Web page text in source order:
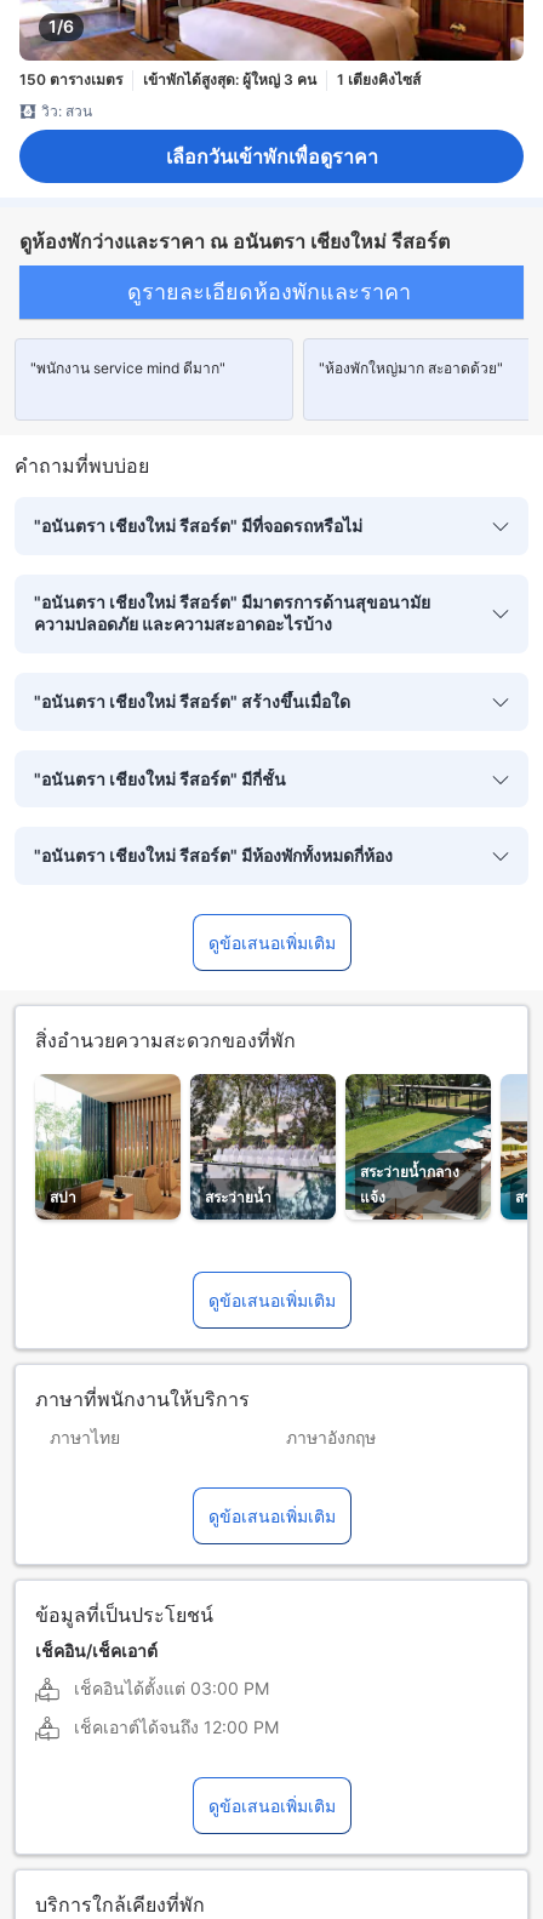
1/6
150 ตารางเมตร เข้าพักได้สูงสุด: ผู้ใหญ่ 3 คน
1 เตียงคิงไซส์
วิว: สวน
เลือกวันเข้าพักเพื่อดูราคา
ดูห้องพักว่างและราคา ณ อนันตรา เชียงใหม่ รีสอร์ต
ดูรายละเอียดห้องพักและราคา
"พนักงาน service mind ดีมาก" "ห้องพักใหญ่มาก สะอาดด้วย"
คำถามที่พบบ่อย
"อนันตรา เชียงใหม่ รีสอร์ต" มีที่จอดรถหรือไม่
"อนันตรา เชียงใหม่ รีสอร์ต" มีมาตรการด้านสุขอนามัย
ความปลอดภัย และความสะอาดอะไรบ้าง
"อนันตรา เชียงใหม่ รีสอร์ต" สร้างขึ้นเมื่อใด
"อนันตรา เชียงใหม่ รีสอร์ต" มีกี่ชั้น
"อนันตรา เชียงใหม่ รีสอร์ต" มีห้องพักทั้งหมดกี่ห้อง
ดูข้อเสนอเพิ่มเติม
สิ่งอำนวยความสะดวกของที่พัก
สปา สระว่ายน้ำ
สระว่ายน้ำกลาง
แจ้ง
สร
ดูข้อเสนอเพิ่มเติม
ภาษาที่พนักงานให้บริการ
ภาษาไทย ภาษาอังกฤษ
ภาษาดัทช์
ภาษาโปรตุเกส ภาษาฝรั่งเศส
ภาษามาเลเซีย
ภาษาสเปน
ภาษาอินโดนีเซีย
ดูข้อเสนอเพิ่มเติม
ข้อมูลที่เป็นประโยชน์
เช็คอิน/เช็คเอาต์
เช็คอินได้ตั้งแต่ 03:00 PM
เช็คเอาต์ได้จนถึง 12:00 PM
ดูข้อเสนอเพิ่มเติม
บริการใกล้เคียงที่พัก